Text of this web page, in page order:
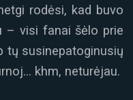
rodėsi, kad buvo
– visi fanai šėlo prie
tų susinepatoginusių
khm, neturėjau.